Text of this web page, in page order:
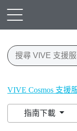
VIVE Cosmos 支援
指南下載